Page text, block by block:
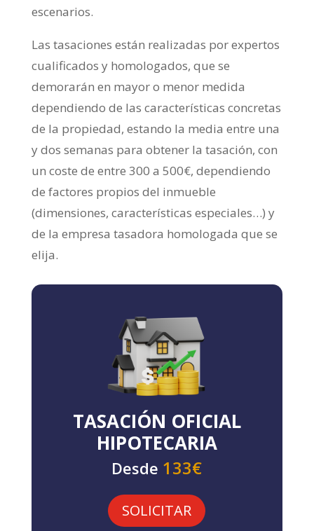
escenarios.
Las tasaciones están realizadas por expertos
cualificados y homologados, que se
demorarán en mayor o menor medida
dependiendo de las características concretas
de la propiedad, estando la media entre una
y dos semanas para obtener la tasación, con
un coste de entre 300 a 500€, dependiendo
de factores propios del inmueble
(dimensiones, características especiales…) y
de la empresa tasadora homologada que se
elija.
TASACIÓN OFICIAL
HIPOTECARIA
Desde 133€
SOLICITAR